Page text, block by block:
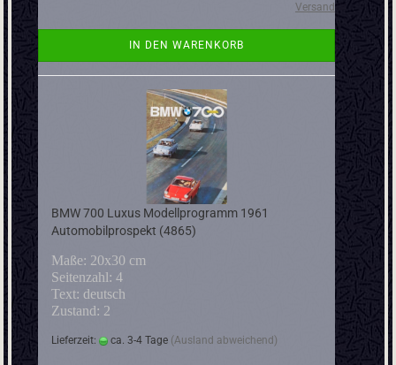
Versand
IN DEN WARENKORB
BMW 700 Luxus Modellprogramm 1961
Automobilprospekt (4865)
Maße: 20x30 cm
Seitenzahl: 4
Text: deutsch
Zustand: 2
Lieferzeit: ca. 3-4 Tage (Ausland abweichend)